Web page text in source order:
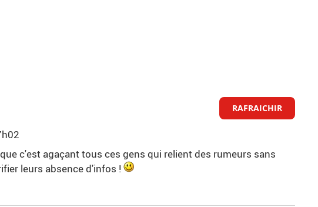
RAFRAICHIR
c'est agaçant tous ces gens qui relient des rumeurs sans
leurs absence d'infos !